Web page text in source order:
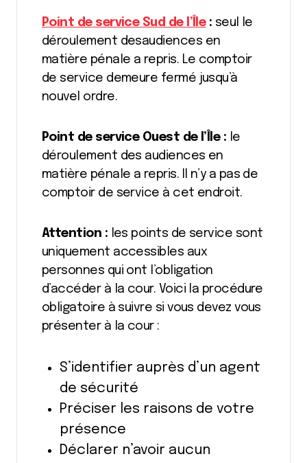
Point de service Sud de l’Île: seul le
déroulement desaudiences en
matière pénale a repris. Le comptoir
de service demeure fermé jusqu’à
nouvel ordre.
Point de service Ouest de l’Île : le
déroulement des audiences en
matière pénale a repris. Il n’y a pas de
comptoir de service à cet endroit.
Attention : les points de service sont
uniquement accessibles aux
personnes qui ont l’obligation
d’accéder à la cour. Voici la procédure
obligatoire à suivre si vous devez vous
présenter à la cour :
S’identifier auprès d’un agent
de sécurité
Préciser les raisons de votre
présence
Déclarer n’avoir aucun